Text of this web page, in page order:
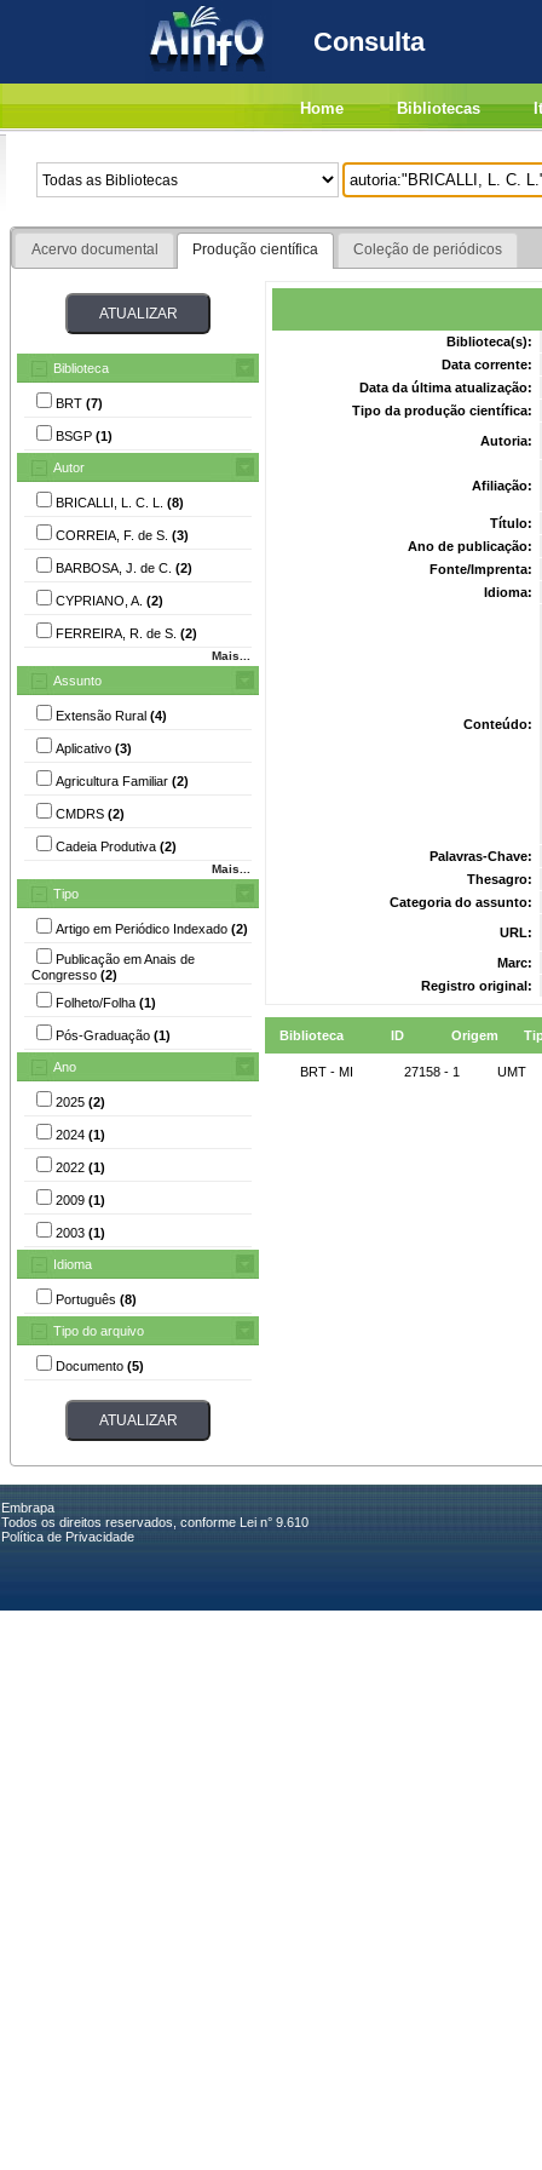
Consulta
Home Bibliotecas
Acervo documental Produção científica Coleção de periódicos
Biblioteca
BRT (7)
BSGP (1)
Autor
BRICALLI, L. C. L. (8)
CORREIA, F. de S. (3)
BARBOSA, J. de C. (2)
CYPRIANO, A. (2)
FERREIRA, R. de S. (2)
Mais...
Assunto
Extensão Rural (4)
Aplicativo (3)
Agricultura Familiar (2)
CMDRS (2)
Cadeia Produtiva (2)
Mais...
Tipo
Artigo em Periódico Indexado (2)
Publicação em Anais de
Congresso (2)
Folheto/Folha (1)
Pós-Graduação (1)
Ano
2025 (2)
2024 (1)
2022 (1)
2009 (1)
2003 (1)
Idioma
Português (8)
Tipo do arquivo
Documento (5)
Biblioteca(s):
Data corrente:
Data da última atualização:
Tipo da produção científica:
Autoria:
Afiliação:
Título:
Ano de publicação:
Fonte/Imprenta:
Idioma:
Conteúdo:
Palavras-Chave:
Thesagro:
Categoria do assunto:
URL:
Marc:
Registro original:
Biblioteca ID Origem
BRT - MI 27158 - 1 UMT
Embrapa
Todos os direitos reservados, conforme Lei n° 9.610
Política de Privacidade